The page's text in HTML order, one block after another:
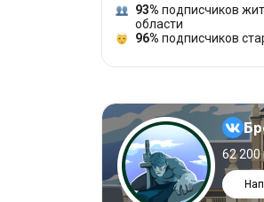
93% подписчиков
области
96% подписчиков
62 200